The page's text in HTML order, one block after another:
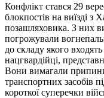
Конфлікт стався 29
блокпостів на виїзді з
позашляховика. З них
погрожували
до складу якого
нацгвардійці,
Вони вимагали
транспортних засобів
короткої суперечки